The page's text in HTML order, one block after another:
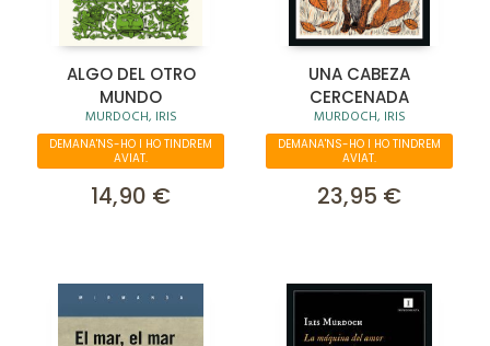
ALGO DEL OTRO
MUNDO
MURDOCH, IRIS
DEMANA'NS-HO I HO TINDREM
AVIAT.
14,90 €
UNA CABEZA
CERCENADA
MURDOCH, IRIS
DEMANA'NS-HO I HO TINDREM
AVIAT.
23,95 €